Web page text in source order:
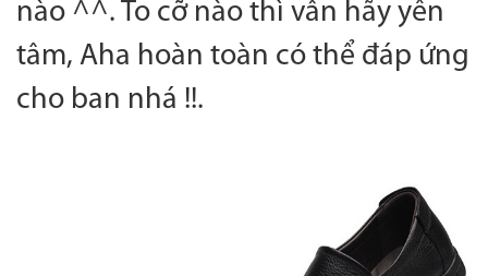
nào ^^. To cỡ nào thì vẫn hãy yên
tâm, Aha hoàn toàn có thể đáp ứng
cho ban nhá !!.